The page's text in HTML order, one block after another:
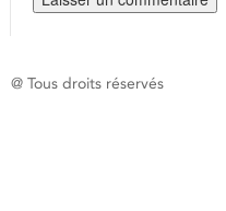
@ Tous droits réservés